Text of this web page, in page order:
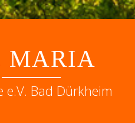
content
MARIA
e.V. Bad Dürkheim